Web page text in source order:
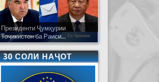
Президенти Ҷумҳурии
Тоҷикистон ба Раиси...
30 СОЛИ НАҶОТ